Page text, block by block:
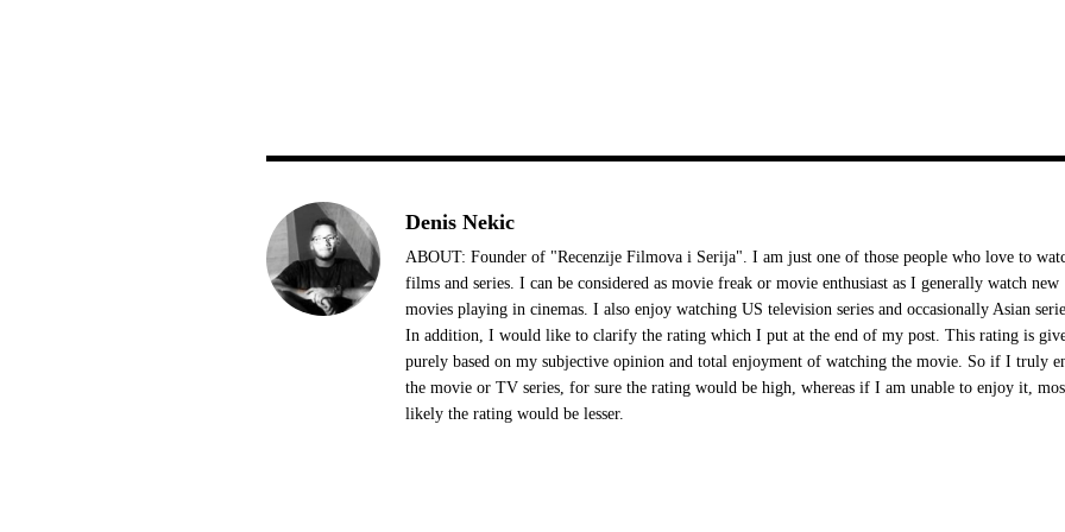
Denis Nekic
ABOUT: Founder of "Recenzije Filmova i Serija". I am just one of those people who love to
films and series. I can be considered as movie freak or movie enthusiast as I generally watch new
movies playing in cinemas. I also enjoy watching US television series and occasionally Asian
In addition, I would like to clarify the rating which I put at the end of my post. This rating is
purely based on my subjective opinion and total enjoyment of watching the movie. So if I truly
the movie or TV series, for sure the rating would be high, whereas if I am unable to enjoy it,
likely the rating would be lesser.